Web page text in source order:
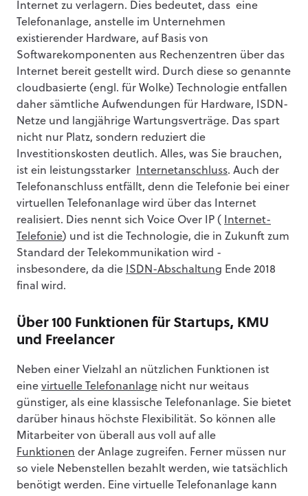
Internet zu verlagern. Dies bedeutet, dass eine
Telefonanlage, anstelle im Unternehmen
existierender Hardware, auf Basis von
Softwarekomponenten aus Rechenzentren über das
Internet bereit gestellt wird. Durch diese so genannte
cloudbasierte (engl. für Wolke) Technologie entfallen
daher sämtliche Aufwendungen für Hardware, ISDN-
Netze und langjährige Wartungsverträge. Das spart
nicht nur Platz, sondern reduziert die
Investitionskosten deutlich. Alles, was Sie brauchen,
ist ein leistungsstarker
Internetanschluss. Auch der
Telefonanschluss entfällt, denn die Telefonie bei einer
virtuellen Telefonanlage wird über das Internet
realisiert. Dies nennt sich Voice Over IP (
Internet-
Telefonie) und ist die Technologie, die in Zukunft zum
Standard der Telekommunikation wird -
insbesondere, da die
ISDN-Abschaltung Ende 2018
final wird.
Über 100 Funktionen für Startups, KMU
und Freelancer
Neben einer Vielzahl an nützlichen Funktionen ist
eine virtuelle Telefonanlage nicht nur weitaus
günstiger, als eine klassische Telefonanlage. Sie bietet
darüber hinaus höchste Flexibilität. So können alle
Mitarbeiter von überall aus voll auf alle
Funktionen der Anlage zugreifen. Ferner müssen nur
so viele Nebenstellen bezahlt werden, wie tatsächlich
benötigt werden. Eine virtuelle Telefonanlage kann